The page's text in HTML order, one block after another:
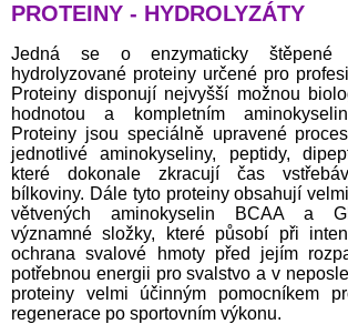
PROTEINY - HYDROLYZÁTY
Jedná se o enzymaticky štěpené
hydrolyzované proteiny určené pro
Proteiny disponují nejvyšší možnou
hodnotou a kompletním
Proteiny jsou speciálně upravené
jednotlivé aminokyseliny, peptidy,
které dokonale zkracují čas
bílkoviny. Dále tyto proteiny obsahují
větvených aminokyselin BCAA a
významné složky, které působí při
ochrana svalové hmoty před jejím
potřebnou energii pro svalstvo a v
proteiny velmi účinným pomocníkem
regenerace po sportovním výkonu.